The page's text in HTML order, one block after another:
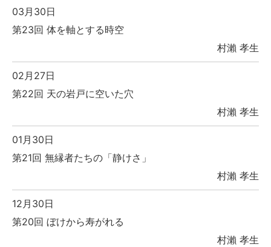
03月30日
第23回 体を軸とする時空
村瀨 孝生
02月27日
第22回 天の岩戸に空いた穴
村瀨 孝生
01月30日
第21回 無縁者たちの「静けさ」
村瀨 孝生
12月30日
第20回 ぼけから寿がれる
村瀨 孝生